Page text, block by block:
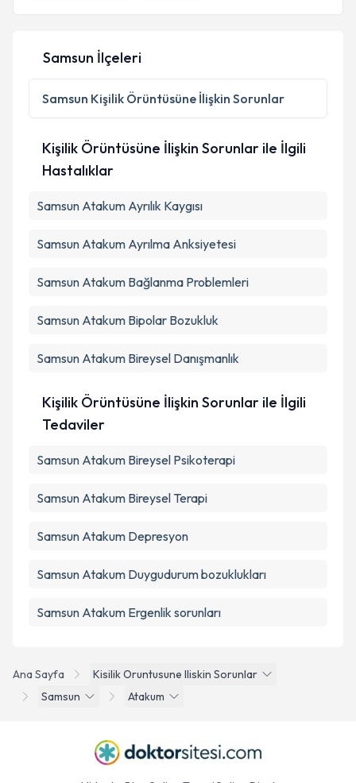
E-posta Adresiniz
Kişisel verilerimin işlenmesine ilişkin
Aydınlatma
Metni'ni okudum ve kişisel verilerimin belirtilen
Ana Sayfa
Kisilik Oruntusune Iliskin Sorunlar
Samsun
Atakum
Samsun İlçeleri
Samsun Kişilik Örüntüsüne İlişkin Sorunlar
Kişilik Örüntüsüne İlişkin Sorunlar ile İlgili
Hastalıklar
Samsun Atakum Ayrılık Kaygısı
Samsun Atakum Ayrılma Anksiyetesi
Samsun Atakum Bağlanma Problemleri
Samsun Atakum Bipolar Bozukluk
Samsun Atakum Bireysel Danışmanlık
Kişilik Örüntüsüne İlişkin Sorunlar ile İlgili
Tedaviler
Samsun Atakum Bireysel Psikoterapi
Samsun Atakum Bireysel Terapi
Samsun Atakum Depresyon
Samsun Atakum Duygudurum bozuklukları
Samsun Atakum Ergenlik sorunları